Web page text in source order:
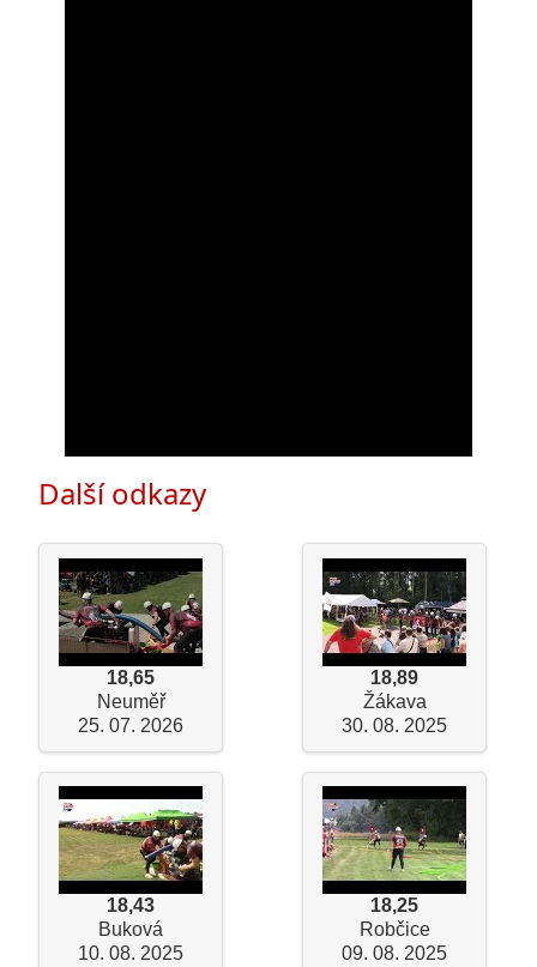
Další odkazy
18,65
Neuměř
25. 07. 2026
18,89
Žákava
30. 08. 2025
18,43
Buková
10. 08. 2025
18,25
Robčice
09. 08. 2025